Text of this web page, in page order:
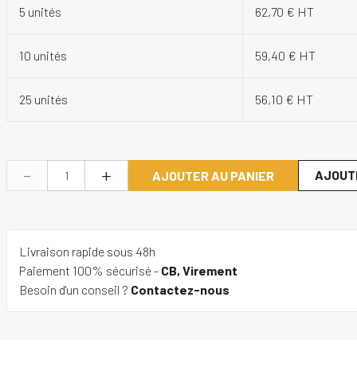
5 unités 62,70 € HT
10 unités 59,40 € HT
25 unités 56,10 € HT
- + AJOUTER AU PANIER
Livraison rapide sous 48h
Paiement 100% sécurisé - CB, Virement
Besoin d'un conseil ? Contactez-nous